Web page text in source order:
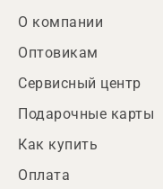
О компании
Оптовикам
Сервисный центр
Подарочные карты
Как купить
Оплата